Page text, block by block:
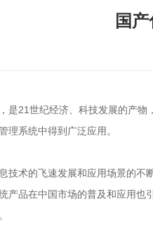
国
是21世纪经济、科技发展的产
理系统中得到广泛应用。
技术的飞速发展和应用场景的不
产品在中国市场的普及和应用也